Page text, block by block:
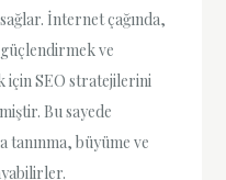
İnternet çağında,
ve
için SEO stratejilerini
Bu sayede
tanınma, büyüme ve